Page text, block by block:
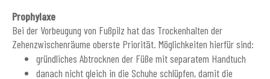
Prophylaxe
Bei der Vorbeugung von Fußpilz hat das Trockenhalten der
Zehenzwischenräume oberste Priorität. Möglichkeiten hierfür sind:
gründliches Abtrocknen der Füße mit separatem Handtuch
danach nicht gleich in die Schuhe schlüpfen, damit die